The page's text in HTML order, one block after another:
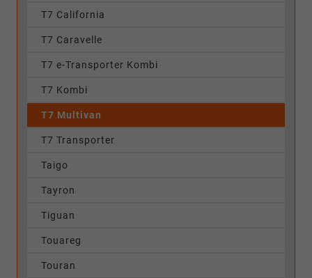
T7 California
T7 Caravelle
T7 e-Transporter Kombi
T7 Kombi
T7 Multivan
T7 Transporter
Taigo
Tayron
Tiguan
Touareg
Touran